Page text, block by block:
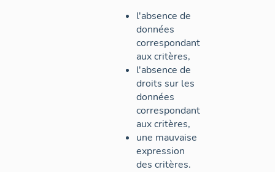
l'absence de
données
correspondant
aux critères,
l'absence de
droits sur les
données
correspondant
aux critères,
une mauvaise
expression
des critères.